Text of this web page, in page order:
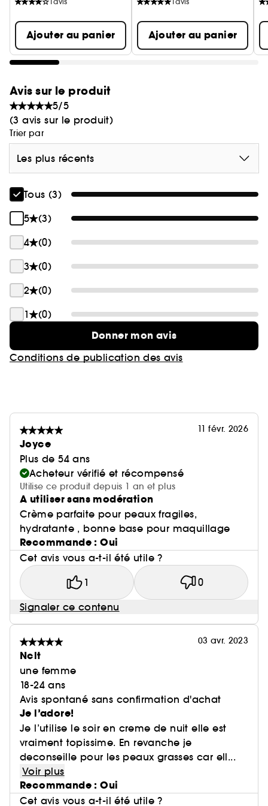
Ajouter au panier Ajouter au panier
Avis sur le produit
5/5
(3 avis sur le produit)
Trier par
Les plus récents
Tous (3)
5
(3)
4
(0)
3
(0)
2
(0)
1
(0)
Donner mon avis
Conditions de publication des avis
11 févr. 2026
Joyce
Plus de 54 ans
Acheteur vérifié et récompensé
Utilise ce produit depuis 1 an et plus
A utiliser sans modération
Crème parfaite pour peaux fragiles,
hydratante , bonne base pour maquillage
Recommande : Oui
Cet avis vous a-t-il été utile ?
1 0
Signaler ce contenu
03 avr. 2023
Nclt
une femme
18-24 ans
Avis spontané sans confirmation d'achat
Je l’adore!
Je l’utilise le soir en creme de nuit elle est
vraiment topissime. En revanche je
deconseille pour les peaux grasses car ell...
Voir plus
Recommande : Oui
Cet avis vous a-t-il été utile ?